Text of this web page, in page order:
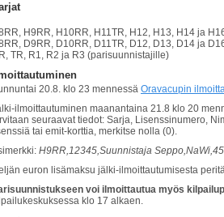
H9RR, H10RR, H11TR, H12, H13, H14 ja
D9RR, D10RR, D11TR, D12, D13, D14 ja
TR, R1, R2 ja R3 (parisuunnistajille)
20.8. klo 23 mennessä Oravacupin
ilmoittautuminen maanantaina 21.8 klo 20
seuraavat tiedot: Sarja, Lisenssinumero,
tai emit-korttia, merkitse nolla (0).
H9RR,12345,Suunnistaja
euron lisämaksu jälki-ilmoittautumisesta
voi ilmoittautua myös
klo 17 alkaen.